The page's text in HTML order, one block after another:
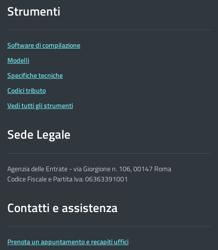
Strumenti
Software di compilazione
Modelli
Specifiche tecniche
Codici tributo
Vedi tutti gli strumenti
Sede Legale
Agenzia delle Entrate - via Giorgione n. 106, 00147 Roma
Codice Fiscale e Partita Iva: 06363391001
Contatti e assistenza
Prenota un appuntamento e recapiti uffici